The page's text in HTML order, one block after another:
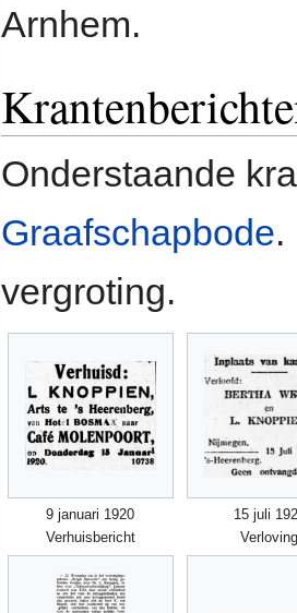
Arnhem.
Onderstaande
Graafschapbode.
vergroting.
9 januari 1920
Verhuisbericht
15 juli
Verloving